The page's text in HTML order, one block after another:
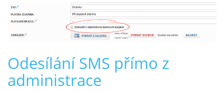
Odesílání SMS přímo z
administrace